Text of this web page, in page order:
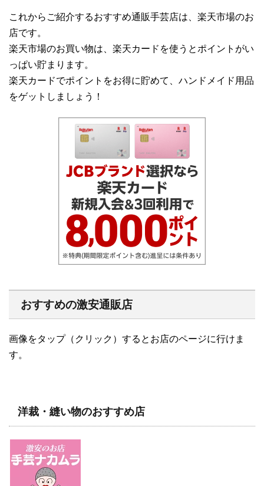
これからご紹介するおすすめ通販手芸店は、楽天市場のお
店です。
楽天市場のお買い物は、楽天カードを使うとポイントがい
っぱい貯まります。
楽天カードでポイントをお得に貯めて、ハンドメイド用品
をゲットしましょう！
おすすめの激安通販店
画像をタップ（クリック）するとお店のページに行けま
す。
洋裁・縫い物のおすすめ店